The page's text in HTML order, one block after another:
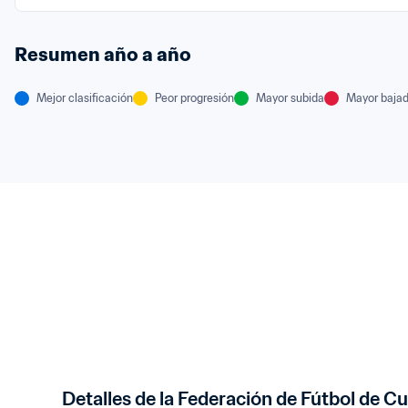
Resumen año a año
Mejor clasificación Peor progresión Mayor subida Mayor
Detalles de la Federación de Fútbol de